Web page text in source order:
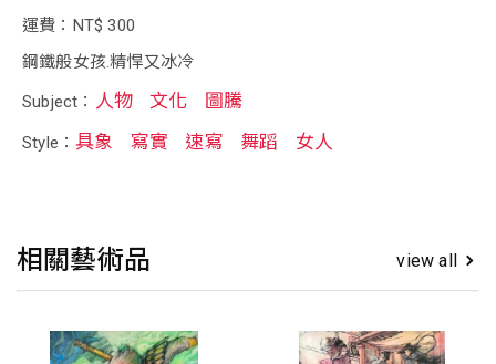
運費：NT$ 300
鋼鐵般女孩.精悍又冰冷
Subject： 人物 文化 圖騰
Style： 具象 寫實 速寫 舞蹈 女人
相關藝術品 view all